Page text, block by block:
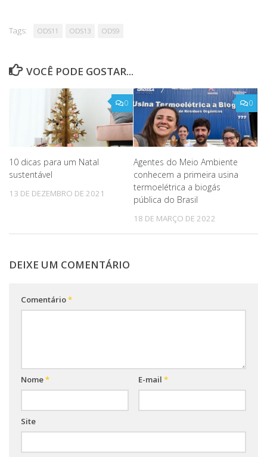
Tags: ODS11 ODS13 ODS9
VOCÊ PODE GOSTAR...
0
10 dicas para um Natal
sustentável
13 DE DEZEMBRO DE 2021
0
Agentes do Meio Ambiente
conhecem a primeira usina
termoelétrica a biogás
pública do Brasil
18 DE MARÇO DE 2022
DEIXE UM COMENTÁRIO
Comentário*
Nome* E-mail *
Site